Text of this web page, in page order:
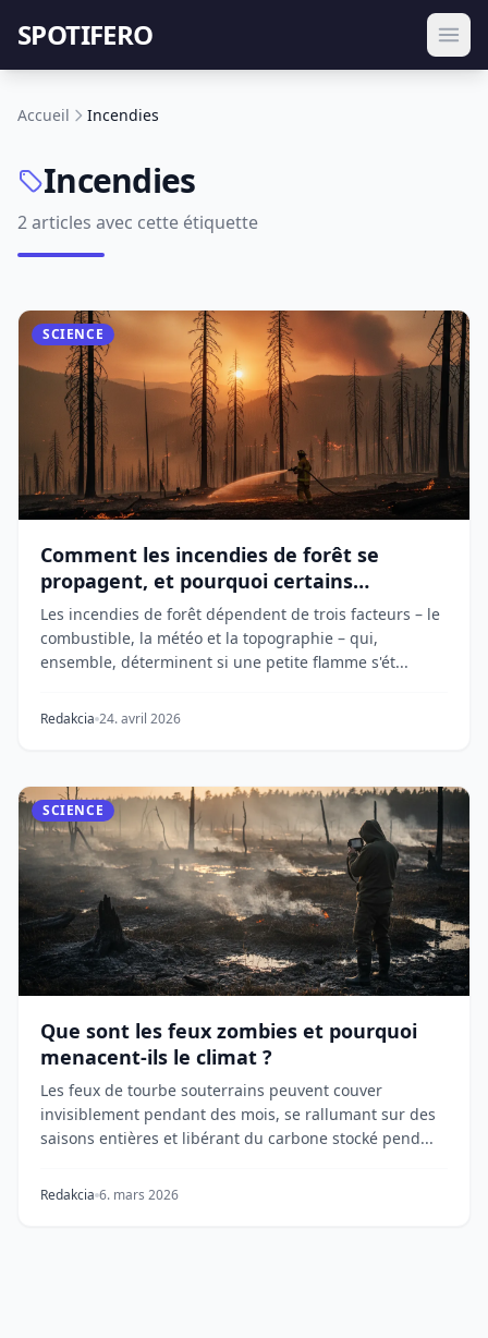
SPOTIFERO
Accueil Incendies
Incendies
2 articles avec cette étiquette
SCIENCE
Comment les incendies de forêt se
propagent, et pourquoi certains
deviennent incontrôlables
Les incendies de forêt dépendent de trois facteurs – le
combustible, la météo et la topographie – qui,
ensemble, déterminent si une petite flamme s'ét...
Redakcia 24. avril 2026
SCIENCE
Que sont les feux zombies et pourquoi
menacent-ils le climat ?
Les feux de tourbe souterrains peuvent couver
invisiblement pendant des mois, se rallumant sur des
saisons entières et libérant du carbone stocké pend...
Redakcia 6. mars 2026